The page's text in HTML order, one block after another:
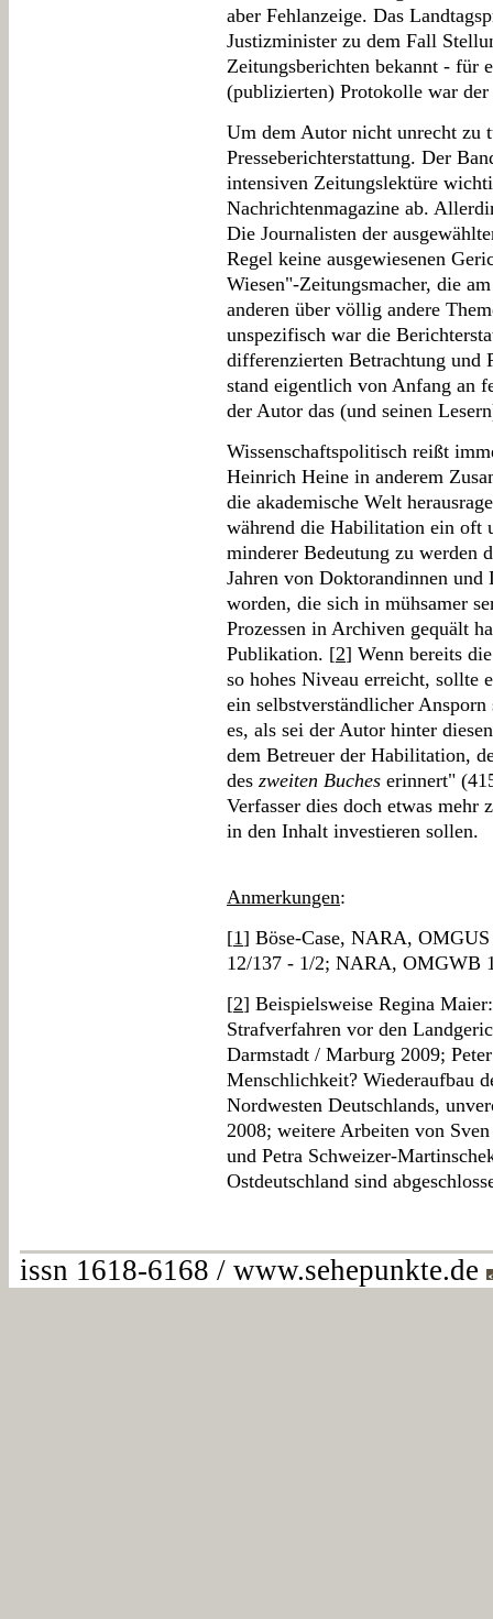
aber Fehlanzeige. Das
Justizminister zu dem Fall
Zeitungsberichten bekannt - für
(publizierten) Protokolle war
Um dem Autor nicht unrecht zu
Presseberichterstattung. Der
intensiven Zeitungslektüre
Nachrichtenmagazine ab.
Die Journalisten der
Regel keine ausgewiesenen
Wiesen"-Zeitungsmacher, die
anderen über völlig andere
unspezifisch war die
differenzierten Betrachtung und
stand eigentlich von Anfang an
der Autor das (und seinen
Wissenschaftspolitisch reißt
Heinrich Heine in anderem
die akademische Welt
während die Habilitation ein oft
minderer Bedeutung zu werden
Jahren von Doktorandinnen
worden, die sich in mühsamer
Prozessen in Archiven gequält
Publikation. [2] Wenn bereits
so hohes Niveau erreicht, sollte
ein selbstverständlicher
es, als sei der Autor hinter
dem Betreuer der Habilitation,
des zweiten Buches erinnert"
Verfasser dies doch etwas mehr
in den Inhalt investieren sollen.
Anmerkungen:
[1] Böse-Case, NARA,
12/137 - 1/2; NARA, OMGWB
[2] Beispielsweise Regina
Strafverfahren vor den
Darmstadt / Marburg 2009;
Menschlichkeit? Wiederaufbau
Nordwesten Deutschlands,
2008; weitere Arbeiten von
und Petra Schweizer-
Ostdeutschland sind
issn 1618-6168 / www.sehepunkte.de